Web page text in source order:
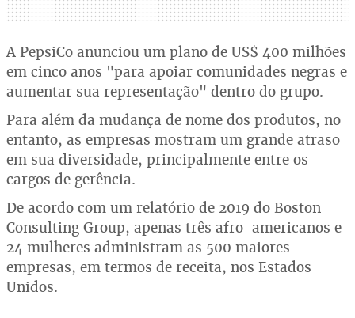
A PepsiCo anunciou um plano de US$ 400 milhões
em cinco anos "para apoiar comunidades negras e
aumentar sua representação" dentro do grupo.
Para além da mudança de nome dos produtos, no
entanto, as empresas mostram um grande atraso
em sua diversidade, principalmente entre os
cargos de gerência.
De acordo com um relatório de 2019 do Boston
Consulting Group, apenas três afro-americanos e
24 mulheres administram as 500 maiores
empresas, em termos de receita, nos Estados
Unidos.